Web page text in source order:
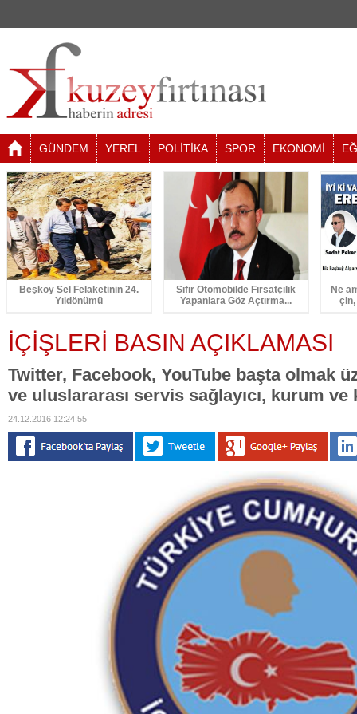
GÜNDEM YEREL POLİTİKA SPOR EKONOMİ
Beşköy Sel Felaketinin 24.
Yıldönümü
Sıfır Otomobilde Fırsatçılık
Yapanlara Göz Açtırma...
Ne
İÇİŞLERİ BASIN AÇIKLAMASI
Twitter, Facebook, YouTube başta olmak
ve uluslararası servis sağlayıcı, kurum
24.12.2016 12:24:55